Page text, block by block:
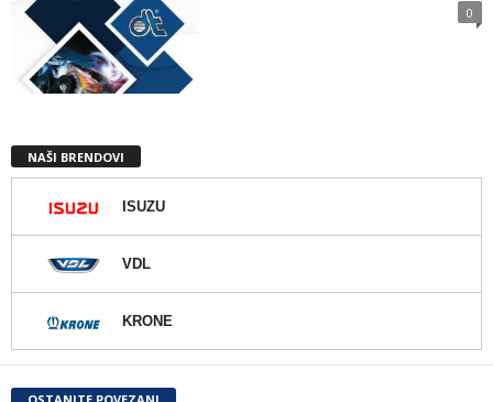
0
NAŠI BRENDOVI
ISUZU
VDL
KRONE